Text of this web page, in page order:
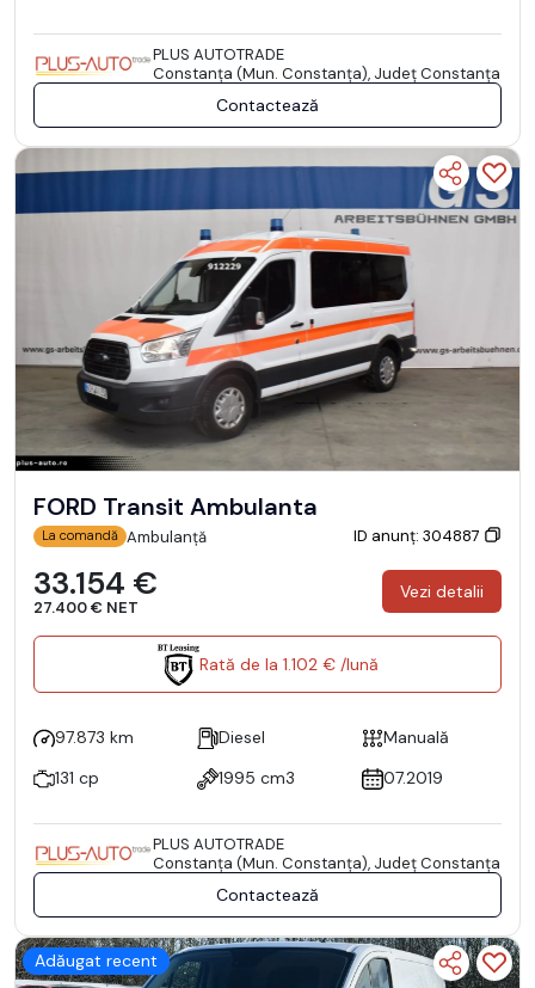
PLUS AUTOTRADE
Constanţa (Mun. Constanţa), Județ Constanţa
Contactează
FORD Transit Ambulanta
La comandă Ambulanță ID anunț: 304887
33.154 €
27.400 € NET
Vezi detalii
Rată de la 1.102 € /lună
97.873 km Diesel
Manuală
131 cp
1995 cm3 07.2019
PLUS AUTOTRADE
Constanţa (Mun. Constanţa), Județ Constanţa
Contactează
Adăugat recent